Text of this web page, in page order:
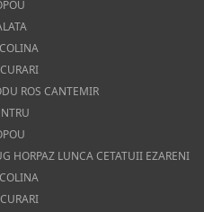
ROS CANTEMIR
LUNCA CETATUII EZARENI